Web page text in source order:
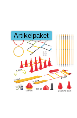
Artikelpaket